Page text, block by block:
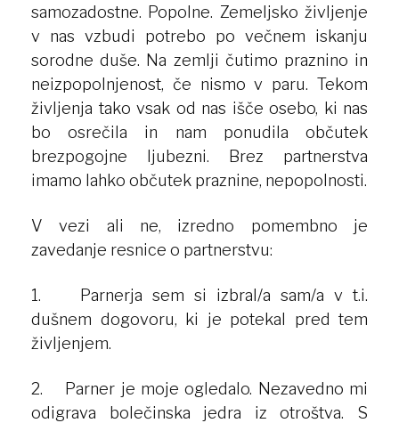
samozadostne. Popolne. Zemeljsko življenje
v nas vzbudi potrebo po večnem iskanju
sorodne duše. Na zemlji čutimo praznino in
neizpopolnjenost, če nismo v paru. Tekom
življenja tako vsak od nas išče osebo, ki nas
bo osrečila in nam ponudila občutek
brezpogojne ljubezni. Brez partnerstva
imamo lahko občutek praznine, nepopolnosti.
V vezi ali ne, izredno pomembno je
zavedanje resnice o partnerstvu:
1. Parnerja sem si izbral/a sam/a v t.i.
dušnem dogovoru, ki je potekal pred tem
življenjem.
2. Parner je moje ogledalo. Nezavedno mi
odigrava bolečinska jedra iz otroštva. S